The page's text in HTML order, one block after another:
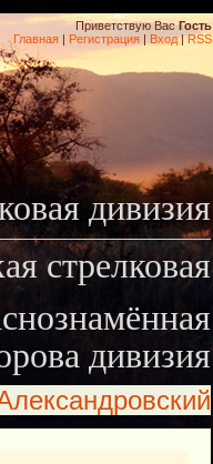
Приветствую Вас Гость
Главная | Регистрация | Вход|RSS
дивизия
стрелковая
дивизия